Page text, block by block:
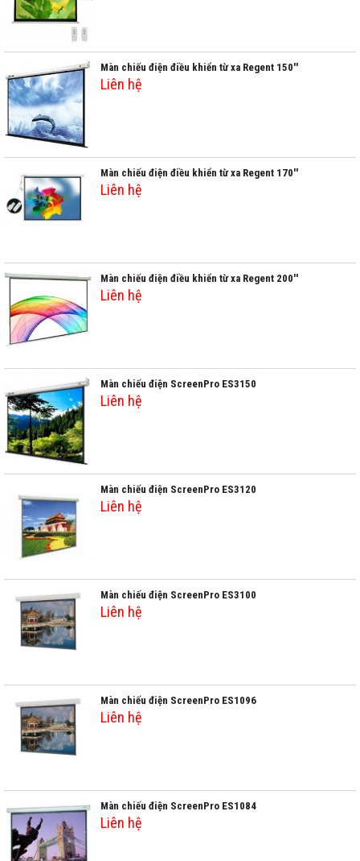
Màn chiếu điện điều khiển từ xa Regent 150''
Liên hệ
Màn chiếu điện điều khiển từ xa Regent 170''
Liên hệ
Màn chiếu điện điều khiển từ xa Regent 200''
Liên hệ
Màn chiếu điện ScreenPro ES3150
Liên hệ
Màn chiếu điện ScreenPro ES3120
Liên hệ
Màn chiếu điện ScreenPro ES3100
Liên hệ
Màn chiếu điện ScreenPro ES1096
Liên hệ
Màn chiếu điện ScreenPro ES1084
Liên hệ